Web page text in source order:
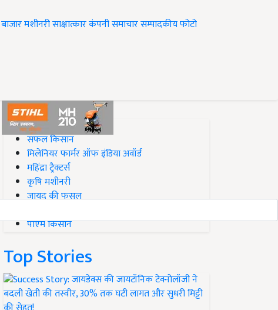
बाजारमशीनरीसाक्षात्कारकंपनी समाचारसम्पादकीयफोटो
#Top on Krishi Jagran
सफल किसान
मिलेनियर फार्मर ऑफ इंडिया अवॉर्ड
महिंद्रा ट्रैक्टर्स
कृषि मशीनरी
जायद की फसल
पीएम किसान
Top Stories